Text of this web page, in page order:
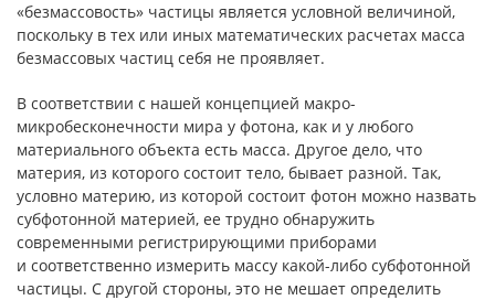
«безмассовость» частицы является условной величиной,
поскольку в тех или иных математических расчетах масса
безмассовых частиц себя не проявляет.
В соответствии с нашей концепцией макро-
микробесконечности мира у фотона, как и у любого
материального объекта есть масса. Другое дело, что
материя, из которого состоит тело, бывает разной. Так,
условно материю, из которой состоит фотон можно назвать
субфотонной материей, ее трудно обнаружить
современными регистрирующими приборами
и соответственно измерить массу какой-либо субфотонной
частицы. С другой стороны, это не мешает определить